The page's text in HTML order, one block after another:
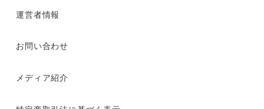
運営者情報
お問い合わせ
メディア紹介